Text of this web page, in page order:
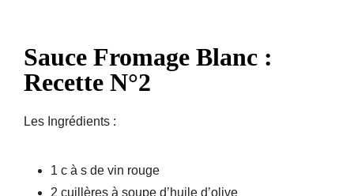
Sauce Fromage Blanc :
Recette N°2
Les Ingrédients :
1 c à s de vin rouge
2 cuillères à soupe d’huile d’olive